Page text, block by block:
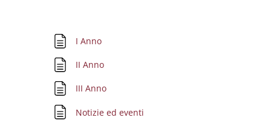
I AnnoPagina
II AnnoPagina
III AnnoPagina
Notizie ed eventi